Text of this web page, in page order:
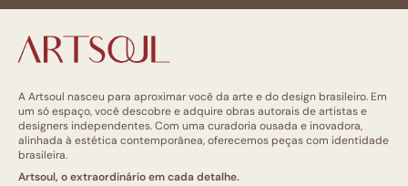
A Artsoul nasceu para aproximar você da arte e do design brasileiro. Em
um só espaço, você descobre e adquire obras autorais de artistas e
designers independentes. Com uma curadoria ousada e inovadora,
alinhada à estética contemporânea, oferecemos peças com identidade
brasileira.
Artsoul, o extraordinário em cada detalhe.